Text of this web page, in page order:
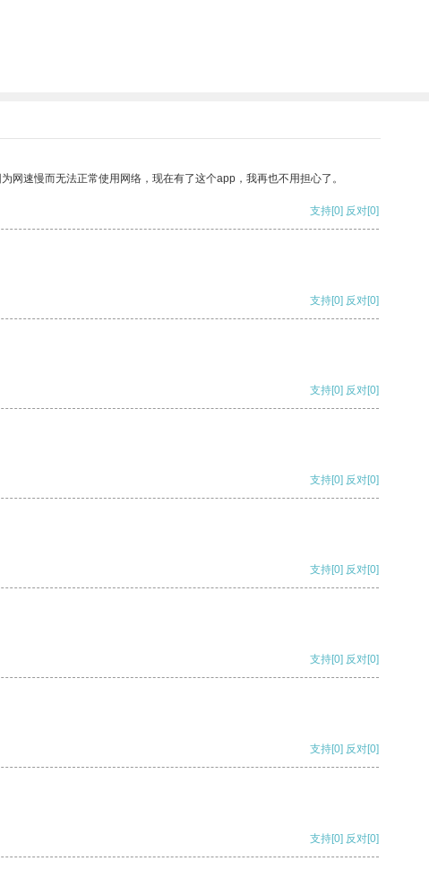
速慢而无法正常使用网络，现在有了这个app，我再也不用担心了。
支持[0] 反对[0]
支持[0] 反对[0]
支持[0] 反对[0]
支持[0] 反对[0]
支持[0] 反对[0]
支持[0] 反对[0]
支持[0] 反对[0]
支持[0] 反对[0]